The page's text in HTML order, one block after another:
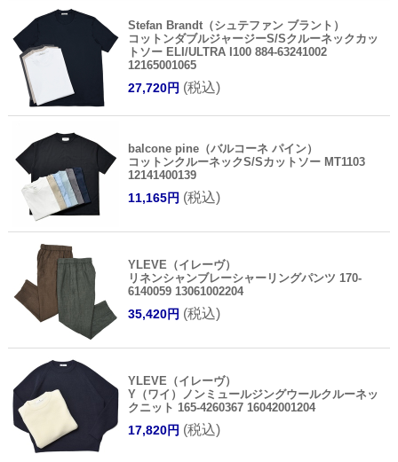
Stefan Brandt（シュテファン ブラント）
コットンダブルジャージーS/Sクルーネックカッ
トソー ELI/ULTRA I100 884-63241002
12165001065
27,720円 (税込)
balcone pine（バルコーネ パイン）
コットンクルーネックS/Sカットソー MT1103
12141400139
11,165円 (税込)
YLEVE（イレーヴ）
リネンシャンブレーシャーリングパンツ 170-
6140059 13061002204
35,420円 (税込)
YLEVE（イレーヴ）
Y（ワイ）ノンミュールジングウールクルーネッ
クニット 165-4260367 16042001204
17,820円 (税込)